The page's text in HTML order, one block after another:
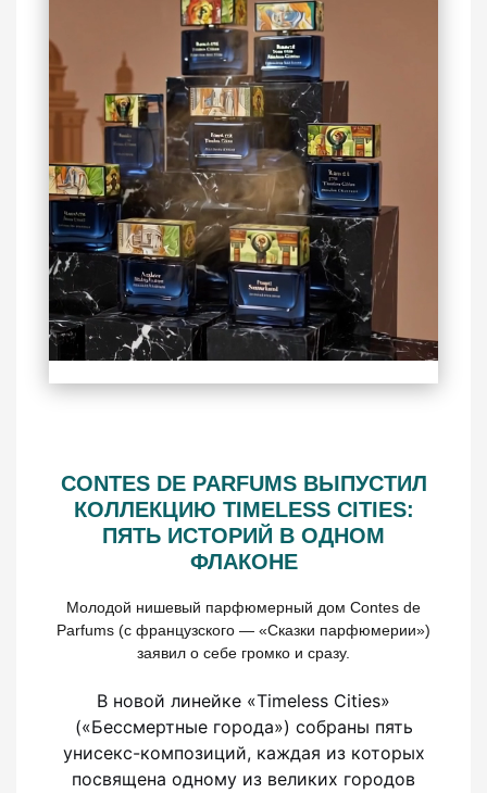
CONTES DE PARFUMS ВЫПУСТИЛ
КОЛЛЕКЦИЮ TIMELESS CITIES:
ПЯТЬ ИСТОРИЙ В ОДНОМ
ФЛАКОНЕ
Молодой нишевый парфюмерный дом Contes de
Parfums (с французского — «Сказки парфюмерии»)
заявил о себе громко и сразу.
В новой линейке «Timeless Cities»
(«Бессмертные города») собраны пять
унисекс-композиций, каждая из которых
посвящена одному из великих городов